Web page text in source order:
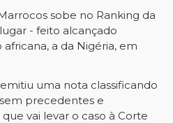
sobe no Ranking da
- feito alcançado
a da Nigéria, em
uma nota classificando
precedentes e
vai levar o caso à Corte